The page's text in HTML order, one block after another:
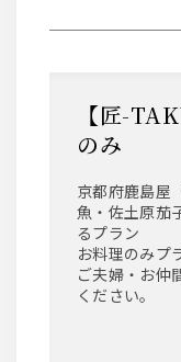
【匠-TAKUMI-コース】お料理
のみ
京都府鹿島屋
魚・佐土原茄
るプラン
お料理のみプ
ご夫婦・お仲
ください。